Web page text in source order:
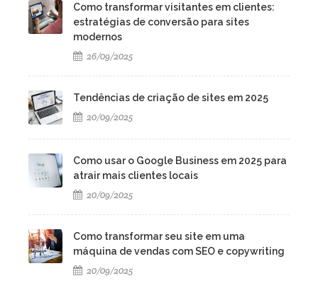
Como transformar visitantes em clientes:
estratégias de conversão para sites
modernos
26/09/2025
Tendências de criação de sites em 2025
20/09/2025
Como usar o Google Business em 2025 para
atrair mais clientes locais
20/09/2025
Como transformar seu site em uma
máquina de vendas com SEO e copywriting
20/09/2025